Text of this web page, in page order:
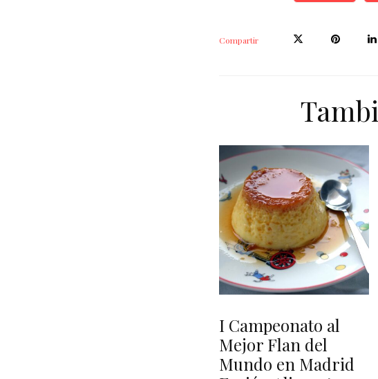
Compartir
I Campeonato al
Mejor Flan del
Mundo en Madrid